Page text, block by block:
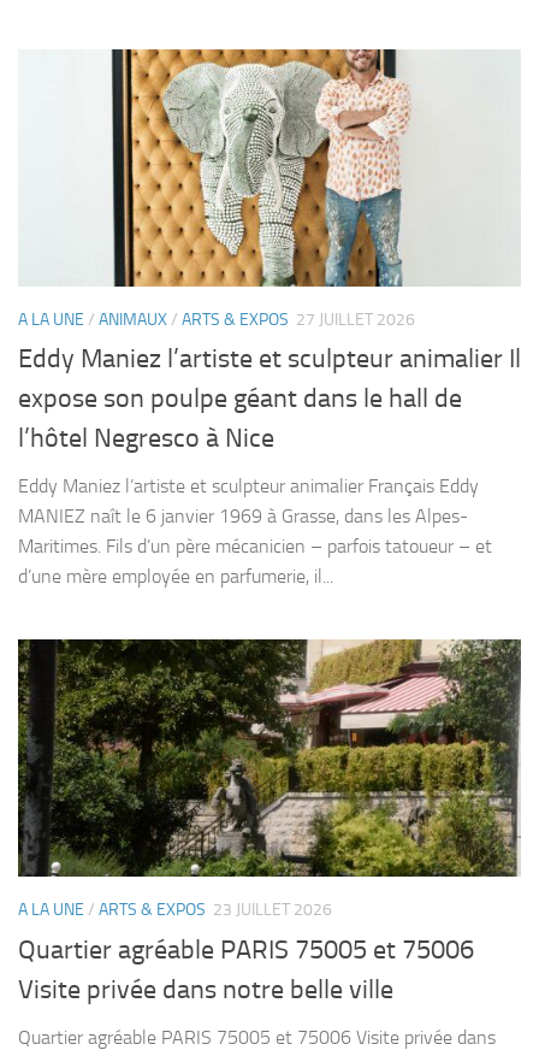
A LA UNE / ANIMAUX/ ARTS & EXPOS 27 JUILLET 2026
Eddy Maniez l’artiste et sculpteur animalier Il
expose son poulpe géant dans le hall de
l’hôtel Negresco à Nice
Eddy Maniez l’artiste et sculpteur animalier Français Eddy
MANIEZ naît le 6 janvier 1969 à Grasse, dans les Alpes-
Maritimes. Fils d’un père mécanicien – parfois tatoueur – et
d’une mère employée en parfumerie, il...
A LA UNE / ARTS & EXPOS 23 JUILLET 2026
Quartier agréable PARIS 75005 et 75006
Visite privée dans notre belle ville
Quartier agréable PARIS 75005 et 75006 Visite privée dans